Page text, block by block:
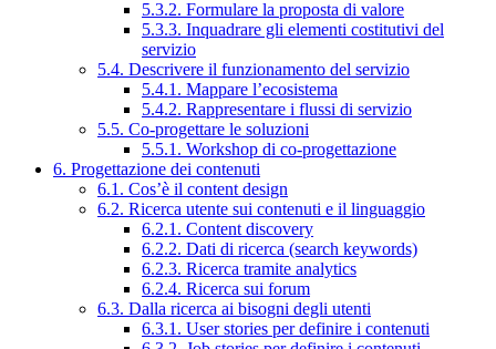
5.3.2. Formulare la proposta di valore
5.3.3. Inquadrare gli elementi costitutivi del
servizio
5.4. Descrivere il funzionamento del servizio
5.4.1. Mappare l’ecosistema
5.4.2. Rappresentare i flussi di servizio
5.5. Co-progettare le soluzioni
5.5.1. Workshop di co-progettazione
6. Progettazione dei contenuti
6.1. Cos’è il content design
6.2. Ricerca utente sui contenuti e il linguaggio
6.2.1. Content discovery
6.2.2. Dati di ricerca (search keywords)
6.2.3. Ricerca tramite analytics
6.2.4. Ricerca sui forum
6.3. Dalla ricerca ai bisogni degli utenti
6.3.1. User stories per definire i contenuti